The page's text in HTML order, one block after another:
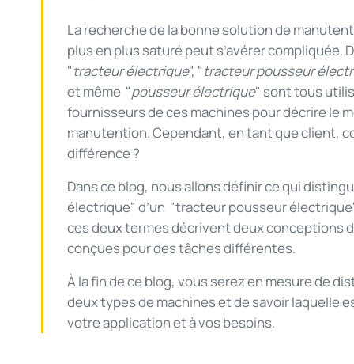
La recherche de la bonne solution de
plus en plus saturé peut s’avérer compliquée.
"tracteur électrique", "tracteur pousseur
et même "pousseur électrique" sont tous
fournisseurs de ces machines pour décrire le
manutention. Cependant, en tant que client,
différence ?
Dans ce blog, nous allons définir ce qui
électrique" d’un "tracteur pousseur
ces deux termes décrivent deux conceptions
conçues pour des tâches différentes.
À la fin de ce blog, vous serez en mesure de
deux types de machines et de savoir laquelle
votre application et à vos besoins.